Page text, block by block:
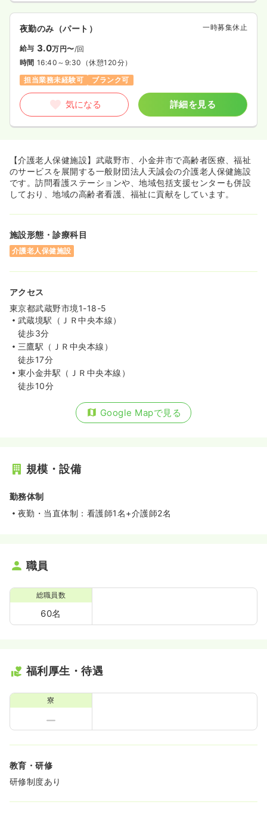
夜勤のみ（パート） 一時募集休止
給与 3.0万円〜/回
時間 16:40～9:30 （休憩120分）
担当業務未経験可
ブランク可
気になる 詳細を見る
【介護老人保健施設】武蔵野市、小金井市で高齢者医療、福祉
のサービスを展開する一般財団法人天誠会の介護老人保健施設
です。訪問看護ステーションや、地域包括支援センターも併設
しており、地域の高齢者看護、福祉に貢献をしています。
施設形態・診療科目
介護老人保健施設
アクセス
東京都武蔵野市境1-18-5
武蔵境駅（ＪＲ中央本線）
徒歩3分
三鷹駅（ＪＲ中央本線）
徒歩17分
東小金井駅（ＪＲ中央本線）
徒歩10分
Google Mapで見る
規模・設備
勤務体制
夜勤・当直体制：看護師1名+介護師2名
職員
総職員数
60名
福利厚生・待遇
寮
教育・研修
研修制度あり